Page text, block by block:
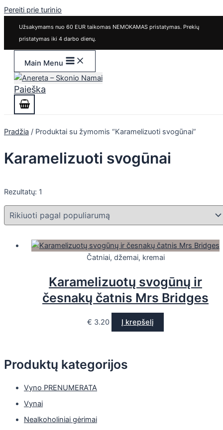
Pereiti prie turinio
Užsakymams nuo 60 EUR taikomas NEMOKAMAS pristatymas. Prekių
pristatymas iki 4 darbo dienų.
Main Menu
Paieška
Produktų kategorijos
Vyno PRENUMERATA
Vynai
Nealkoholiniai gėrimai
Pradžia / Produktai su žymomis “Karamelizuoti svogūnai”
Karamelizuoti svogūnai
Rezultatų: 1
Čatniai, džemai, kremai
Karamelizuotų svogūnų ir
česnakų čatnis Mrs Bridges
€ 3.20 Į krepšelį